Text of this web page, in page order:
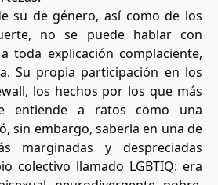
su de género, así como de los
no se puede hablar con
toda explicación complaciente,
Su propia participación en los
los hechos por los que más
entiende a ratos como una
sin embargo, saberla en una de
marginadas y despreciadas
colectivo llamado LGBTIQ: era